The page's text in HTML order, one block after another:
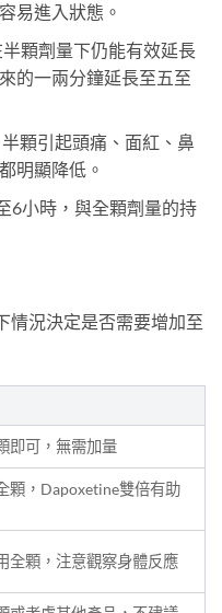
易進入狀態。
顆劑量下仍能有效延長
的一兩分鐘延長至五至
顆引起頭痛、面紅、鼻
明顯降低。
6小時，與全顆劑量的持
情況決定是否需要增加至
即可，無需加量
顆，Dapoxetine雙倍有助
全顆，注意觀察身體反應